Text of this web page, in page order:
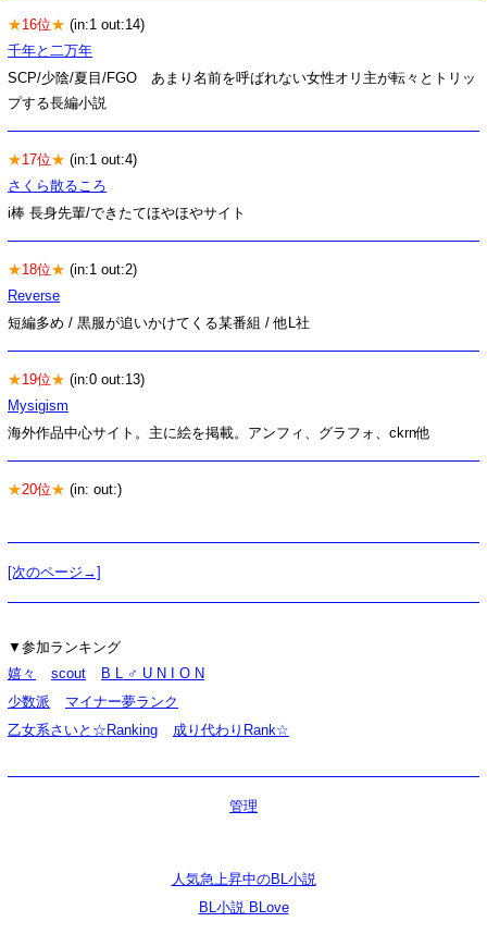
★16位★ (in:1 out:14)
千年と二万年
SCP/少陰/夏目/FGO あまり名前を呼ばれない女性オリ主が転々とトリッ
プする長編小説
★17位★ (in:1 out:4)
さくら散るころ
i棒 長身先輩/できたてほやほやサイト
★18位★ (in:1 out:2)
Reverse
短編多め / 黒服が追いかけてくる某番組 / 他L社
★19位★ (in:0 out:13)
Mysigism
海外作品中心サイト。主に絵を掲載。アンフィ、グラフォ、ckrn他
★20位★ (in: out:)
[次のページ→]
▼参加ランキング
嬉々
scout
B L ♂ U N I O N
少数派
マイナー夢ランク
乙女系さいと☆Ranking
成り代わりRank☆
管理
人気急上昇中のBL小説
BL小説 BLove